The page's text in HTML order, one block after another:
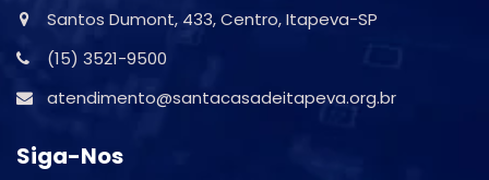
Santos Dumont, 433, Centro, Itapeva-SP
(15) 3521-9500
atendimento@santacasadeitapeva.org.br
Siga-Nos